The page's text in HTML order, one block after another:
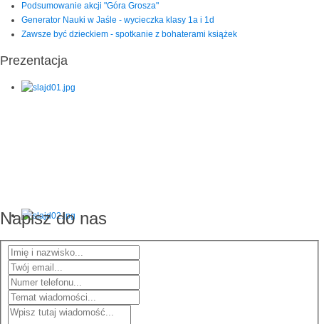
Podsumowanie akcji "Góra Grosza"
Generator Nauki w Jaśle - wycieczka klasy 1a i 1d
Zawsze być dzieckiem - spotkanie z bohaterami książek
Prezentacja
Napisz do nas